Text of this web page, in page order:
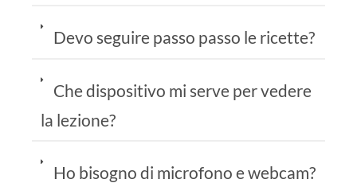
Devo seguire passo passo le ricette?
Che dispositivo mi serve per vedere
la lezione?
Ho bisogno di microfono e webcam?